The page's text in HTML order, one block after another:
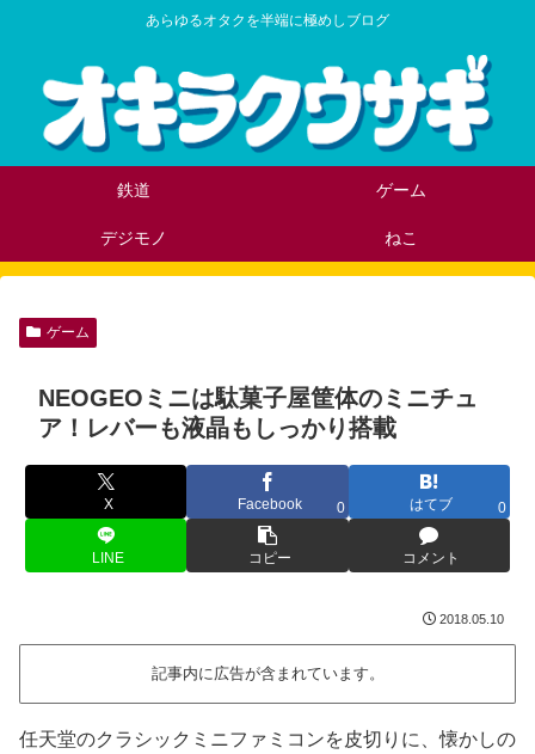
あらゆるオタクを半端に極めしブログ
鉄道 ゲーム
デジモノ ねこ
ゲーム
NEOGEOミニは駄菓子屋筐体のミニチュ
ア！レバーも液晶もしっかり搭載
X Facebook 0 はてブ 0
LINE コピー コメント
2018.05.10
記事内に広告が含まれています。
任天堂のクラシックミニファミコンを皮切りに、懐かしの